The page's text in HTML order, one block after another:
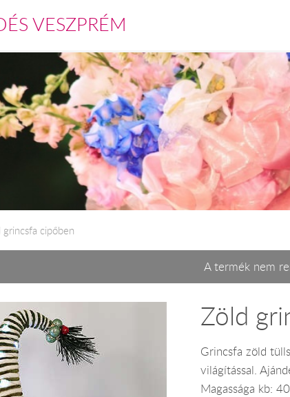
VESZPRÉM
grincsfa cipőben
A termék nem
Zöld
Grincsfa zöld
világítással.
Magassága kb: